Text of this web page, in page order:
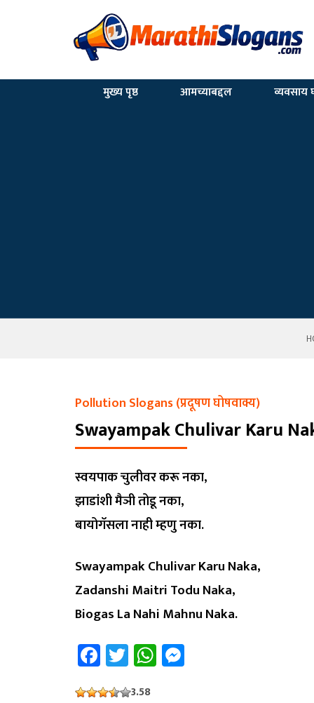
मुख्य पृष्ठ आमच्याबद्दल व्यवसाय
Pollution Slogans (प्रदूषण घोषवाक्य)
Swayampak Chulivar Karu
स्वयपाक चुलीवर करू नका,
झाडांशी मैञी तोडू नका,
बायोगॅसला नाही म्हणु नका.
Swayampak Chulivar Karu Naka,
Zadanshi Maitri Todu Naka,
Biogas La Nahi Mahnu Naka.
Facebook
TwitterWhatsApp
3.58